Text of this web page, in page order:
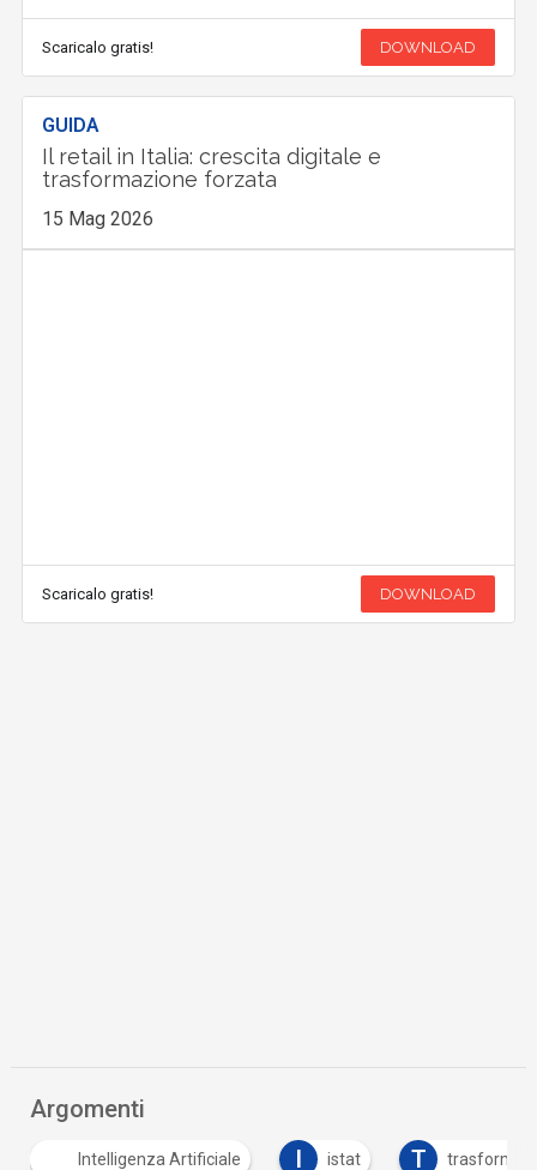
Scaricalo gratis! DOWNLOAD
GUIDA
Il retail in Italia: crescita digitale e
trasformazione forzata
15 Mag 2026
Scaricalo gratis! DOWNLOAD
Argomenti
Artificiale I istat T trasformazione digitale